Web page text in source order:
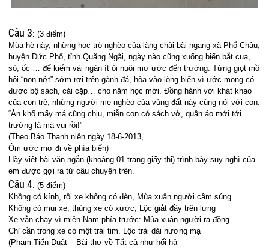
Câu 3: (3 điểm)
Mùa hè này, những học trò nghèo của làng chài bãi ngang xã Phổ Châu,
huyện Đức Phổ, tỉnh Quãng Ngãi, ngày nào cũng xuống biển bắt cua,
sò, ốc … để kiếm vài ngàn ít ỏi nuôi mơ ước đến trường. Từng giọt mồ
hôi “non nớt” sớm rơi trên gành đá, hòa vào lòng biển vì ước mong có
được bộ sách, cái cặp… cho năm học mới. Đồng hành với khát khao
của con trẻ, những người mẹ nghèo của vùng đất này cũng nói với con:
“Ăn khổ mấy má cũng chịu, miễn con có sách vở, quần áo mới tới
trường là má vui rồi!”
(Theo Báo Thanh niên ngày 18-6-2013,
Ôm ước mơ đi về phía biển)
Hãy viết bài văn ngắn (khoảng 01 trang giấy thi) trình bày suy nghĩ của
em được gợi ra từ câu chuyện trên.
Câu 4: (5 điểm)
Không có kính, rồi xe không có đèn, Mùa xuân người cầm súng
Không có mui xe, thùng xe có xước, Lộc giắt đầy trên lưng
Xe vẫn chạy vì miền Nam phía trước: Mùa xuân người ra đồng
Chỉ cần trong xe có một trái tim. Lộc trải dài nương mạ
(Phạm Tiến Duật – Bài thơ về Tất cả như hối hả